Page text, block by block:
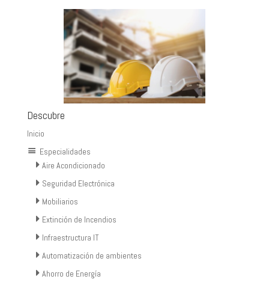
Descubre
Inicio
Especialidades
Aire Acondicionado
Seguridad Electrónica
Mobiliarios
Extinción de Incendios
Infraestructura IT
Automatización de ambientes
Ahorro de Energía